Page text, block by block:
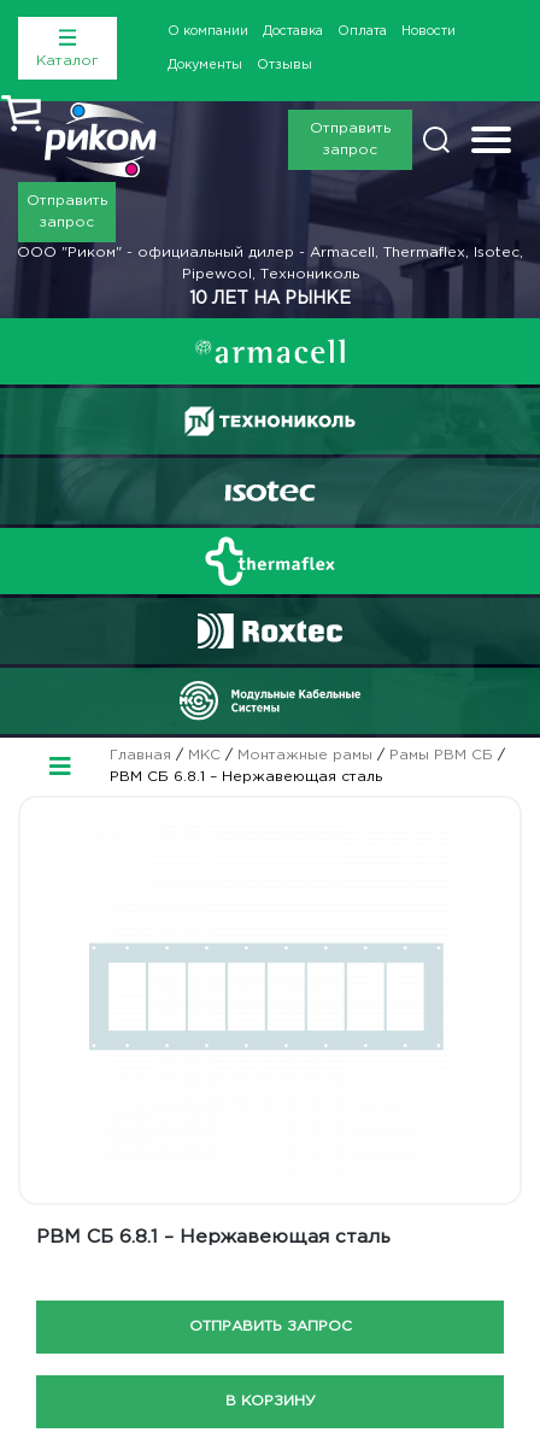
Каталог
О компании Доставка Оплата Новости
Документы Отзывы
Отправить
запрос
Отправить
запрос
ООО "Риком" - официальный дилер - Armacell, Thermaflex, Isotec,
Pipewool, Технониколь
10 ЛЕТ НА РЫНКЕ
Главная / МКС/ Монтажные рамы / Рамы РВМ СБ /
РВМ СБ 6.8.1 – Нержавеющая сталь
РВМ СБ 6.8.1 – Нержавеющая сталь
ОТПРАВИТЬ ЗАПРОС
В КОРЗИНУ